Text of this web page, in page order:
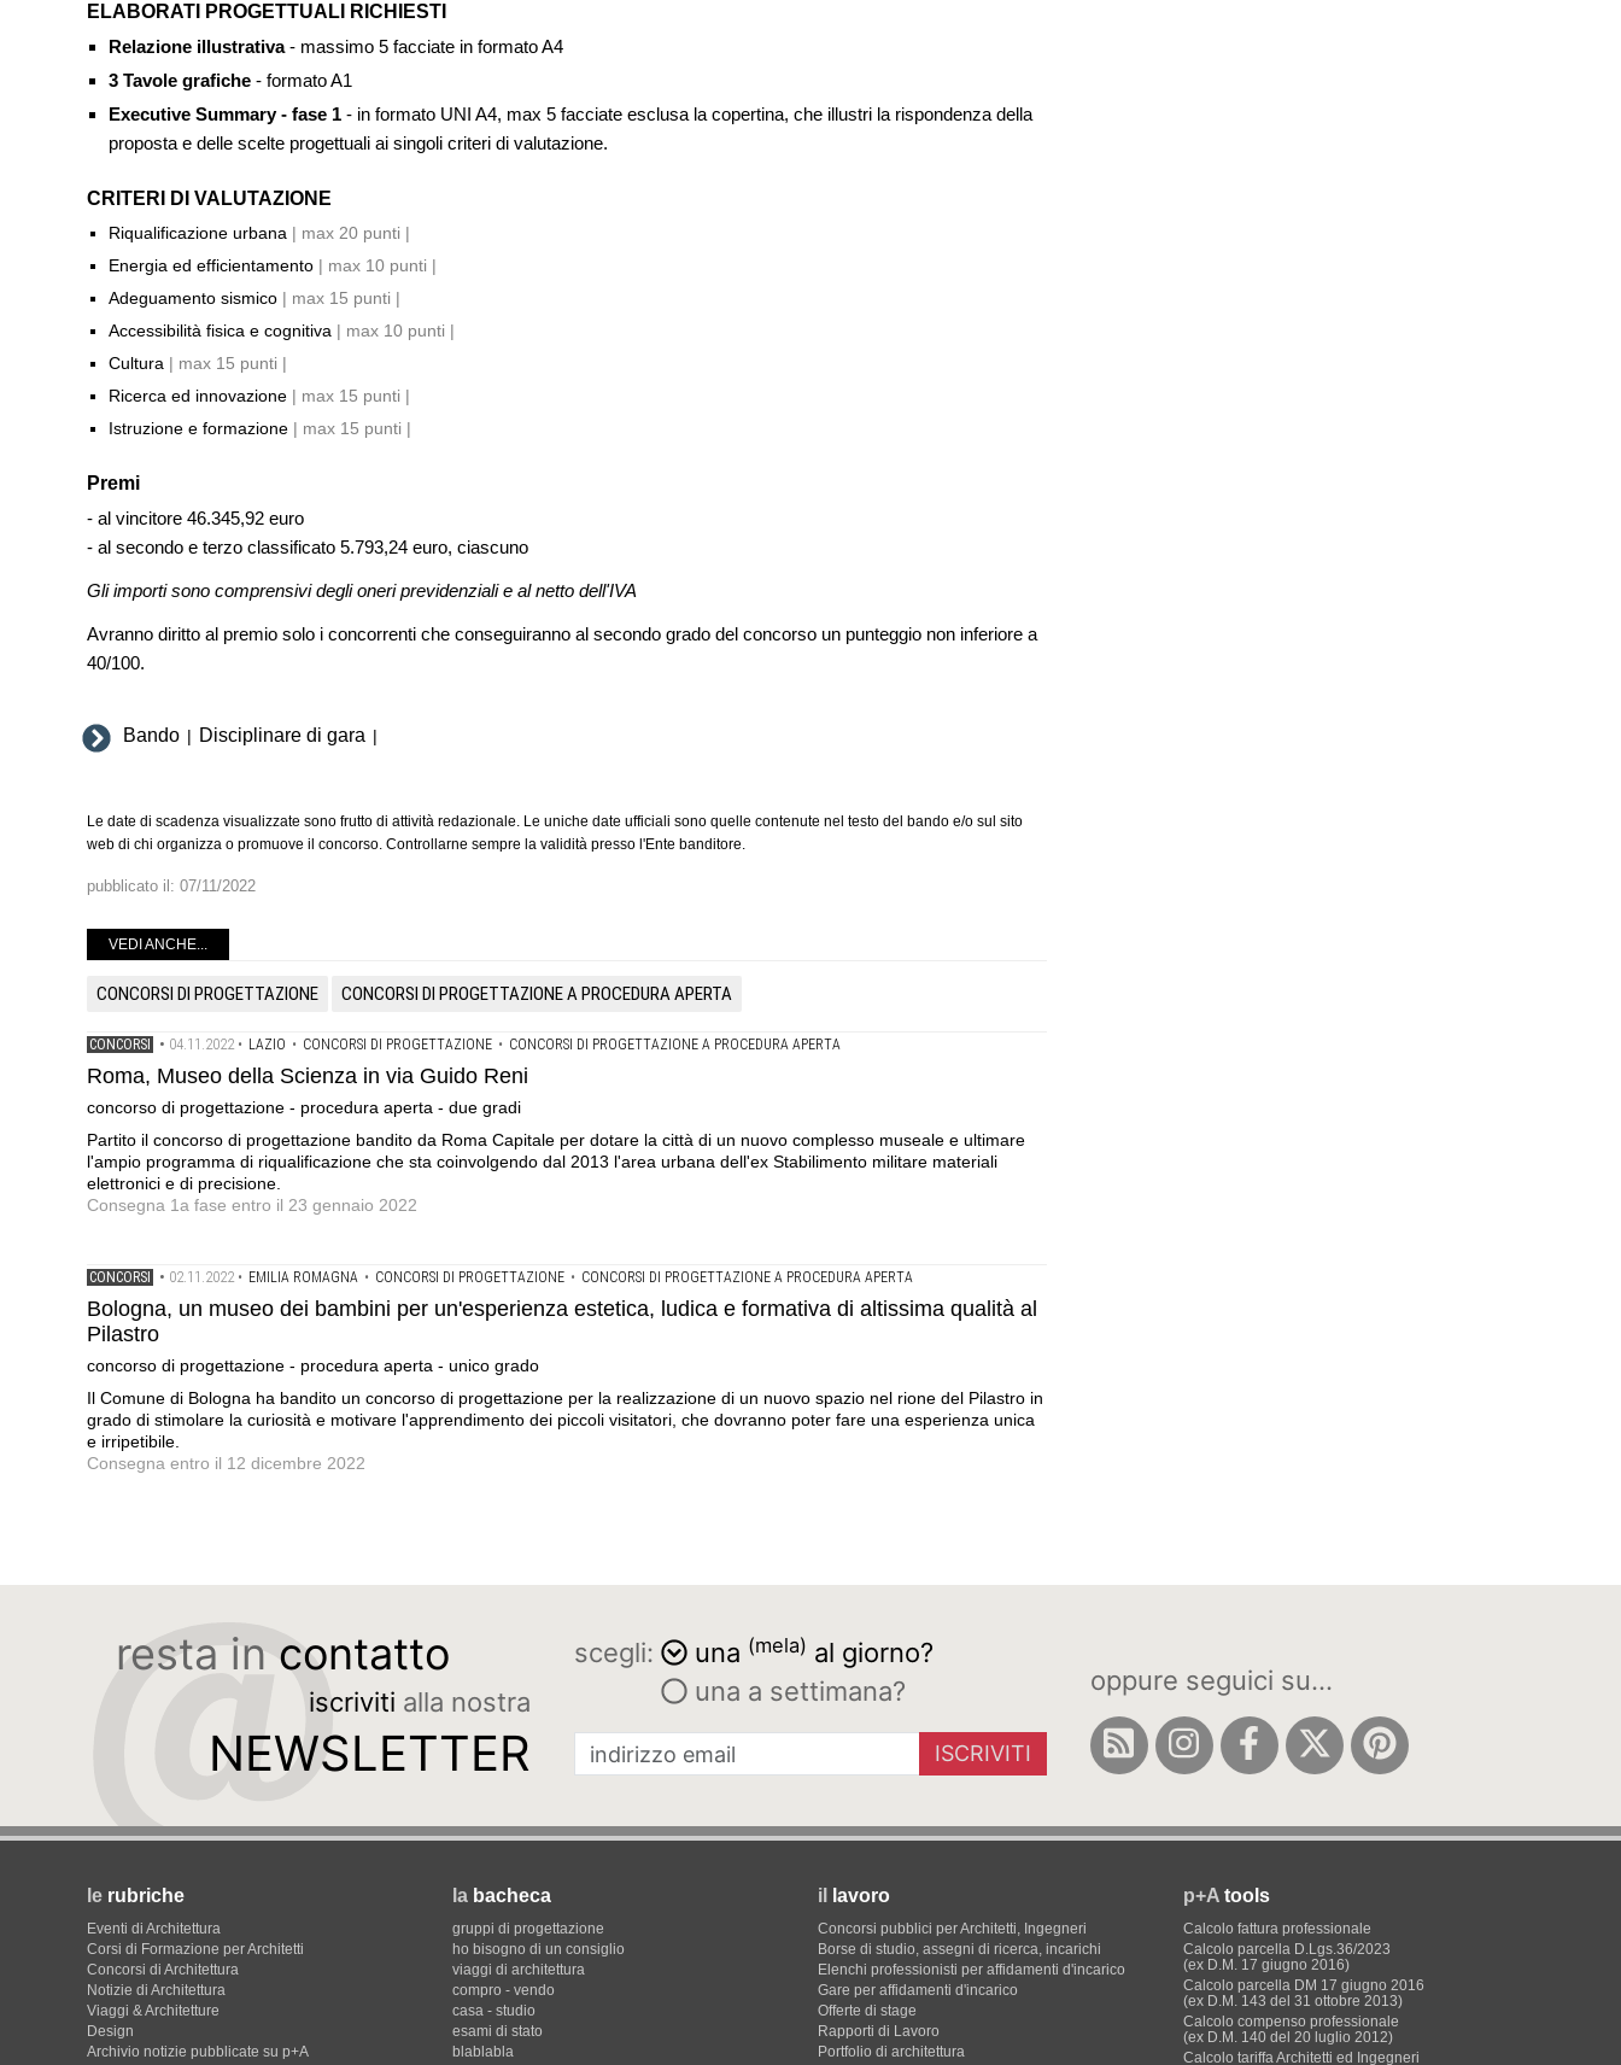
ELABORATI PROGETTUALI RICHIESTI
Relazione illustrativa- massimo 5 facciate in formato A4
3 Tavole grafiche- formato A1
Executive Summary - fase 1- in formato UNI A4, max 5 facciate esclusa la copertina, che illustri la rispondenza della
proposta e delle scelte progettuali ai singoli criteri di valutazione.
CRITERI DI VALUTAZIONE
Riqualificazione urbana | max 20 punti |
Energia ed efficientamento| max 10 punti |
Adeguamento sismico | max 15 punti |
Accessibilità fisica e cognitiva | max 10 punti |
Cultura | max 15 punti |
Ricerca ed innovazione | max 15 punti |
Istruzione e formazione| max 15 punti |
Premi
- al vincitore 46.345,92 euro
- al secondo e terzo classificato 5.793,24 euro, ciascuno
Gli importi sono comprensivi degli oneri previdenziali e al netto dell'IVA
Avranno diritto al premio solo i concorrenti che conseguiranno al secondo grado del concorso un punteggio non inferiore a
40/100.
Bando | Disciplinare di gara |
Le date di scadenza visualizzate sono frutto di attività redazionale. Le uniche date ufficiali sono quelle contenute nel testo del bando e/o sul sito
web di chi organizza o promuove il concorso. Controllarne sempre la validità presso l'Ente banditore.
pubblicato il: 07/11/2022
VEDI ANCHE...
CONCORSI DI PROGETTAZIONE CONCORSI DI PROGETTAZIONE A PROCEDURA APERTA
CONCORSI • 04.11.2022 • LAZIO • CONCORSI DI PROGETTAZIONE • CONCORSI DI PROGETTAZIONE A PROCEDURA APERTA
Roma, Museo della Scienza in via Guido Reni
concorso di progettazione - procedura aperta - due gradi
Partito il concorso di progettazione bandito da Roma Capitale per dotare la città di un nuovo complesso museale e ultimare
l'ampio programma di riqualificazione che sta coinvolgendo dal 2013 l'area urbana dell'ex Stabilimento militare materiali
elettronici e di precisione.
Consegna 1a fase entro il 23 gennaio 2022
CONCORSI • 02.11.2022 • EMILIA ROMAGNA • CONCORSI DI PROGETTAZIONE • CONCORSI DI PROGETTAZIONE A PROCEDURA APERTA
Bologna, un museo dei bambini per un'esperienza estetica, ludica e formativa di altissima qualità al
Pilastro
concorso di progettazione - procedura aperta - unico grado
Il Comune di Bologna ha bandito un concorso di progettazione per la realizzazione di un nuovo spazio nel rione del Pilastro in
grado di stimolare la curiosità e motivare l'apprendimento dei piccoli visitatori, che dovranno poter fare una esperienza unica
e irripetibile.
Consegna entro il 12 dicembre 2022
resta in contatto
iscriviti alla nostra
NEWSLETTER
scegli: una (mela) al giorno?
una a settimana?
ISCRIVITI
oppure seguici su...
le rubriche
Eventi di Architettura
Corsi di Formazione per Architetti
Concorsi di Architettura
Notizie di Architettura
Viaggi & Architetture
Design
Archivio notizie pubblicate su p+A
la bacheca
gruppi di progettazione
ho bisogno di un consiglio
viaggi di architettura
compro - vendo
casa - studio
esami di stato
blablabla
il lavoro
Concorsi pubblici per Architetti, Ingegneri
Borse di studio, assegni di ricerca, incarichi
Elenchi professionisti per affidamenti d'incarico
Gare per affidamenti d'incarico
Offerte di stage
Rapporti di Lavoro
Portfolio di architettura
p+A tools
Calcolo fattura professionale
Calcolo parcella D.Lgs.36/2023
(ex D.M. 17 giugno 2016)
Calcolo parcella DM 17 giugno 2016
(ex D.M. 143 del 31 ottobre 2013)
Calcolo compenso professionale
(ex D.M. 140 del 20 luglio 2012)
Calcolo tariffa Architetti ed Ingegneri